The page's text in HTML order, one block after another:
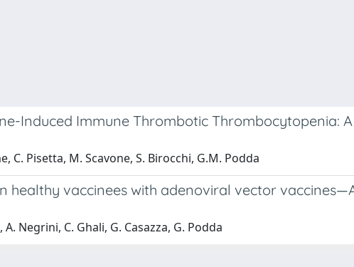
Induced Immune Thrombotic Thrombocytopenia:
C. Pisetta, M. Scavone, S. Birocchi, G.M. Podda
healthy vaccinees with adenoviral vector
Negrini, C. Ghali, G. Casazza, G. Podda